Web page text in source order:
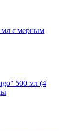
с мерным
500 мл (4